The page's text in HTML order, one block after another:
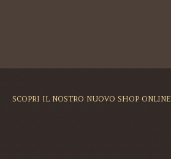
SCOPRI IL NOSTRO NUOVO SHOP ONLINE